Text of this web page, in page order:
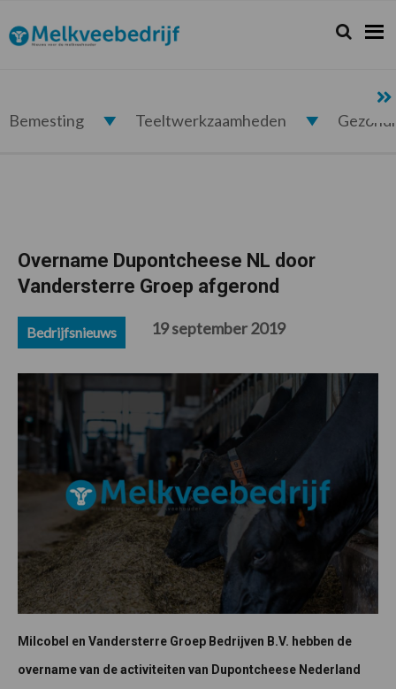
de
hoofdnavigatie
de
hoofd
de
eerste
de
voettekst
Melkveebedrijf.nl Zoeken...
Zoek
Bemesting Teeltwerkzaamheden
Overname Dupontcheese NL door
Vandersterre Groep afgerond
Bedrijfsnieuws 19 september 2019
Milcobel en Vandersterre Groep Bedrijven B.V. hebben de
overname van de activiteiten van Dupontcheese Nederland